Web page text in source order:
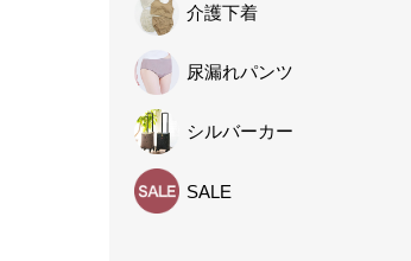
介護下着
尿漏れパンツ
シルバーカー
SALE